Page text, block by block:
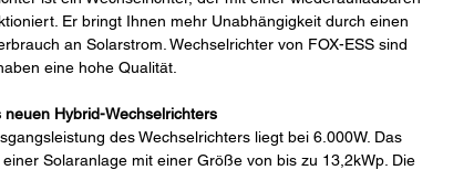
Er bringt Ihnen mehr Unabhängigkeit durch einen
an Solarstrom. Wechselrichter von FOX-ESS sind
eine hohe Qualität.
neuen Hybrid-Wechselrichters
des Wechselrichters liegt bei 6.000W. Das
Solaranlage mit einer Größe von bis zu 13,2kWp. Die